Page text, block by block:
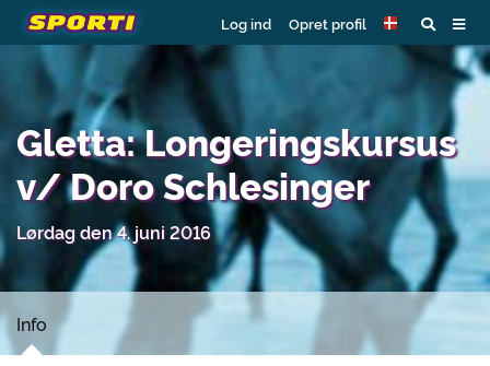
Log ind Opret profil
Gletta: Longeringskursus
v/ Doro Schlesinger
Lørdag den 4. juni 2016
Info